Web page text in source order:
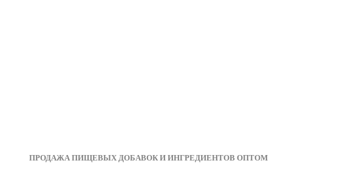
ПРОДАЖА ПИЩЕВЫХ ДОБАВОК И ИНГРЕДИЕНТОВ ОПТОМ